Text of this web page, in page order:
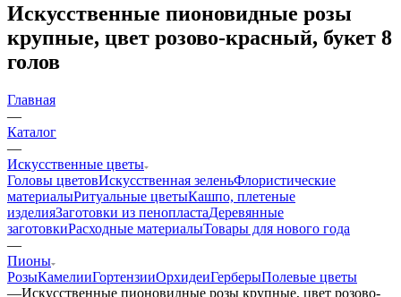
Искусственные пионовидные розы
крупные, цвет розово-красный, букет 8
голов
Главная
—
Каталог
—
Искусственные цветы
Головы цветовИскусственная зеленьФлористические
материалыРитуальные цветыКашпо, плетеные
изделияЗаготовки из пенопластаДеревянные
заготовкиРасходные материалыТовары для нового года
—
Пионы
РозыКамелииГортензииОрхидеиГерберыПолевые цветы
—Искусственные пионовидные розы крупные, цвет розово-